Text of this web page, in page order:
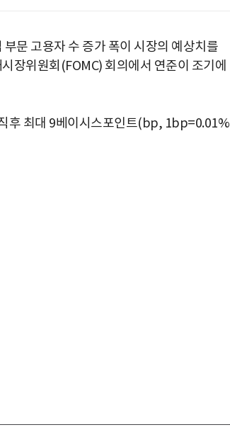
문 고용자 수 증가 폭이 시장의 예상치를
장위원회(FOMC) 회의에서 연준이 조기에
후 최대 9베이시스포인트(bp, 1bp=0.01%